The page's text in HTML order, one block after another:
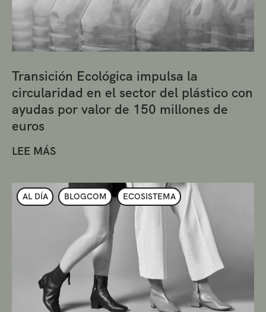
Transición Ecológica impulsa la
circularidad en el sector del plástico con
ayudas por valor de 150 millones de
euros
LEE MÁS
AL DÍA BLOGCOM ECOSISTEMA